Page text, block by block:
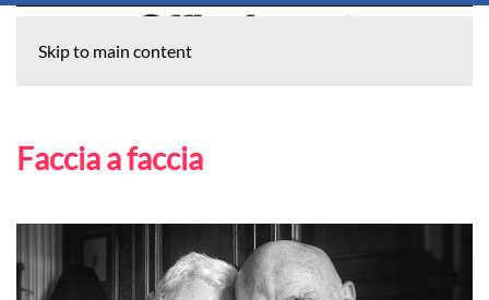
Skip to main content
Faccia a faccia